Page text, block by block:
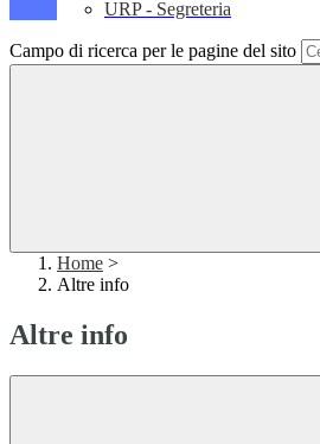
URP - Segreteria
Campo di ricerca per le pagine del sito
Home >
Altre info
Altre info